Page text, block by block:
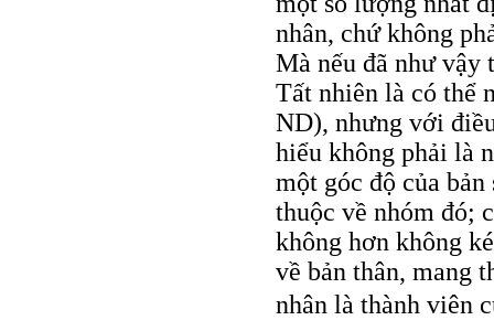
nhân, chứ không
Mà nếu đã như vậy
Tất nhiên là có thể
ND), nhưng với
hiểu không phải là
một góc độ của
thuộc về nhóm đó;
không hơn không
về bản thân, mang
nhân là thành viên